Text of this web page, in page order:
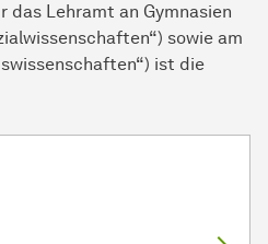
das Lehramt an Gymnasien
sowie am
ist die